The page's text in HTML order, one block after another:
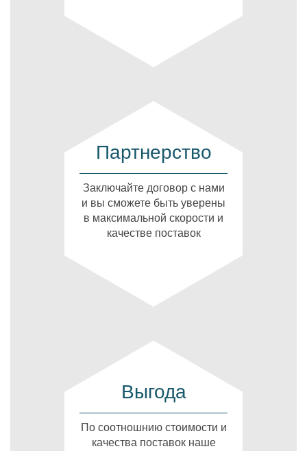
Партнерство
Заключайте договор с нами
и вы сможете быть уверены
в максимальной скорости и
качестве поставок
Выгода
По соотношнию стоимости и
качества поставок наше